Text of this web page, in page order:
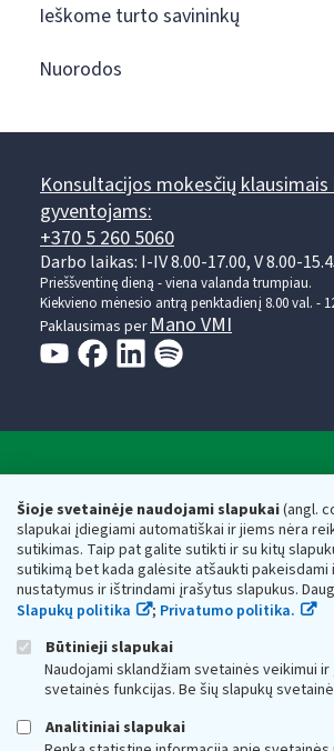
Šioje svetainėje naudojami slapukai(angl.
slapukai įdiegiami automatiškai ir jiems nėra
sutikimas. Taip pat galite sutikti ir su kitų
sutikimą bet kada galėsite atšaukti
nustatymus ir ištrindami įrašytus slapukus.
Slapukų politika
; Privatumo politika.
Būtinieji slapukai
Naudojami sklandžiam svetainės veikimui
svetainės funkcijas. Be šių slapukų
Analitiniai slapukai
Ieškome turto savininkų
Nuorodos
Konsultacijos mokesčių klausimais
gyventojams:
+370 5 260 5060
Darbo laikas: I-IV 8.00-17.00, V 8.00-
Prieššventinę dieną - viena valanda trumpiau.
Kiekvieno mėnesio antrą penktadienį 8.00 val. -
Paklausimas per Mano VMI
Respublikos finansų ministerijos
Biudžetinė įstaiga. Juridinio asmens kodas —
adresas: Vasario 16-osios g. 14, 01107 Vilnius,
vmi@vmi.lt, E. pristatymo dėžutės adresas
Duomenys apie Valstybinę mokesčių inspekciją
Respublikos finansų ministerijos kaupiami ir